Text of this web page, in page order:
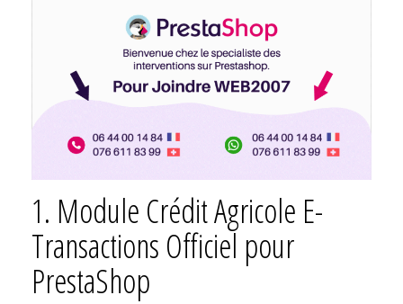
1. Module Crédit Agricole E-
Transactions Officiel pour
PrestaShop